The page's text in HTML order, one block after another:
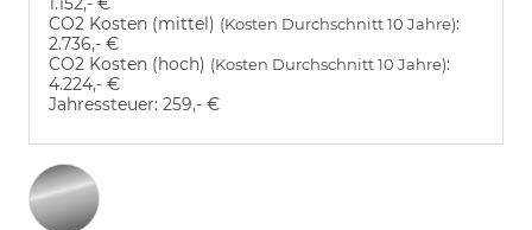
CO2 Kosten (mittel) (Kosten Durchschnitt 10 Jahre):
2.736,- €
CO2 Kosten (hoch) (Kosten Durchschnitt 10 Jahre):
4.224,- €
Jahressteuer: 259,- €